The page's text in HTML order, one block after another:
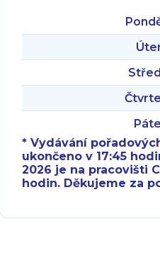
* Vydávání
ukončeno v 17:45
2026 je na pracovišti
hodin. Děkujeme za